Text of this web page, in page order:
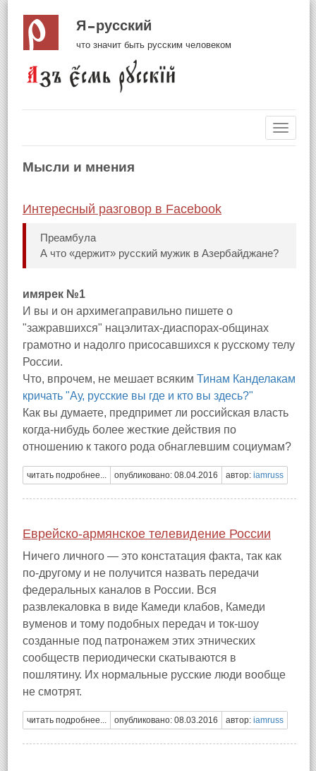
Я русский
что значит быть русским человеком
Мысли и мнения
Интересный разговор в Facebook
Преамбула
А что «держит» русский мужик в Азербайджане?
имярек №1
И вы и он архимегаправильно пишете о
"зажравшихся" нацэлитах-диаспорах-общинах
грамотно и надолго присосавшихся к русскому телу
России.
Что, впрочем, не мешает всяким Тинам Канделакам
кричать "Ау, русские вы где и кто вы здесь?"
Как вы думаете, предпримет ли российская власть
когда-нибудь более жесткие действия по
отношению к такого рода обнаглевшим социумам?
читать подробнее... опубликовано: 08.04.2016 автор: iamruss
Еврейско-армянское телевидение России
Ничего личного — это констатация факта, так как
по-другому и не получится назвать передачи
федеральных каналов в России. Вся
развлекаловка в виде Камеди клабов, Камеди
вуменов и тому подобных передач и ток-шоу
созданные под патронажем этих этнических
сообществ периодически скатываются в
пошлятину. Их нормальные русские люди вообще
не смотрят.
читать подробнее... опубликовано: 08.03.2016 автор: iamruss